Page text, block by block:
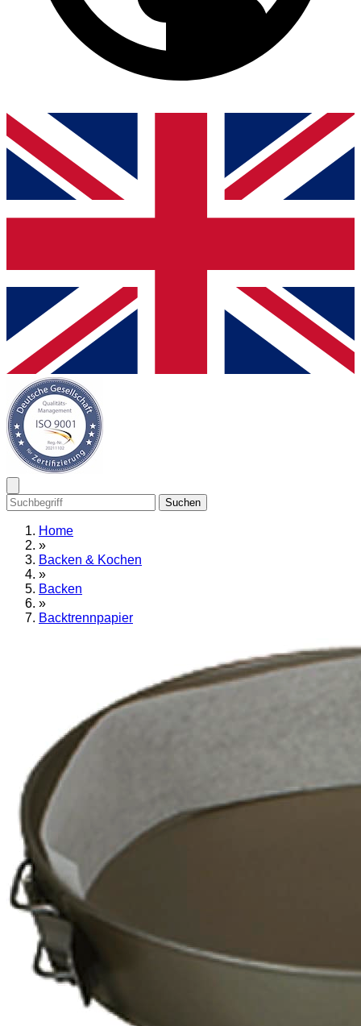
Suchen
Home
»
Backen & Kochen
»
Backen
»
Backtrennpapier